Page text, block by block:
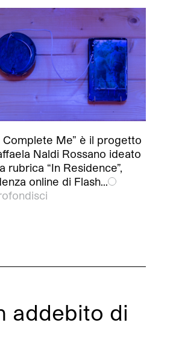
Complete Me” è il progetto
Naldi Rossano ideato
rubrica “In Residence”,
online di Flash…
addebito di